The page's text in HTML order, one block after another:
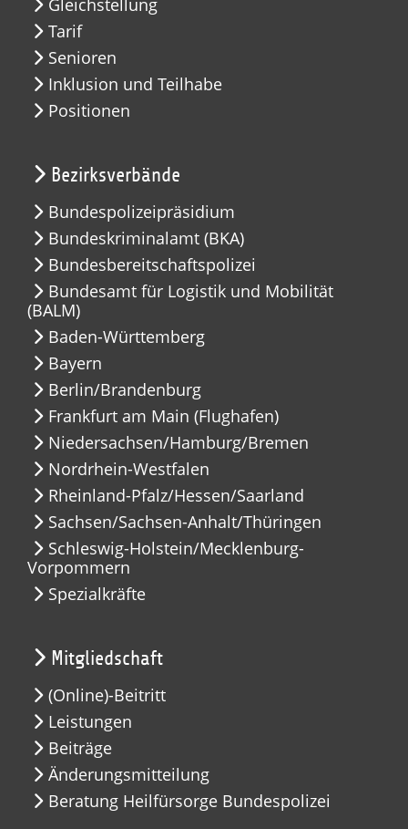
Gleichstellung
Tarif
Senioren
Inklusion und Teilhabe
Positionen
Bezirksverbände
Bundespolizeipräsidium
Bundeskriminalamt (BKA)
Bundesbereitschaftspolizei
Bundesamt für Logistik und Mobilität
(BALM)
Baden-Württemberg
Bayern
Berlin/Brandenburg
Frankfurt am Main (Flughafen)
Niedersachsen/Hamburg/Bremen
Nordrhein-Westfalen
Rheinland-Pfalz/Hessen/Saarland
Sachsen/Sachsen-Anhalt/Thüringen
Schleswig-Holstein/Mecklenburg-
Vorpommern
Spezialkräfte
Mitgliedschaft
(Online)-Beitritt
Leistungen
Beiträge
Änderungsmitteilung
Beratung Heilfürsorge Bundespolizei